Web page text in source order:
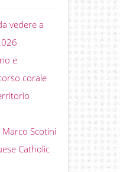
vedere a
e
corale
Scotini
Catholic